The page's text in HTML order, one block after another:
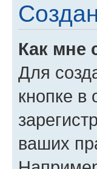
Как мне
Для
кнопке
ваших